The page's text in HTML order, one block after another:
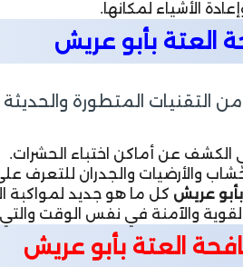
الأشياء لمكانها.
العتة بأبو عريش
التقنيات المتطورة والحديثة
الكشف عن أماكن اختباء الحشرات.
والأرضيات والجدران للتعرف
عريش كل ما هو جديد لمواكبة
والآمنة في نفس الوقت
العتة بأبو عريش